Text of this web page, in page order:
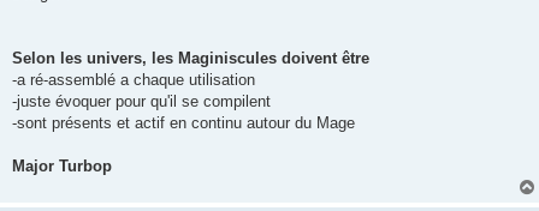
Selon les univers, les Maginiscules doivent être
-a ré-assemblé a chaque utilisation
-juste évoquer pour qu'il se compilent
-sont présents et actif en continu autour du Mage
Major Turbop